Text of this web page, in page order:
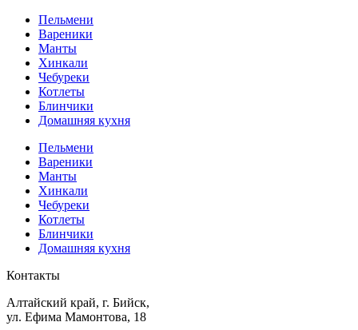
Пельмени
Вареники
Манты
Хинкали
Чебуреки
Котлеты
Блинчики
Домашняя кухня
Пельмени
Вареники
Манты
Хинкали
Чебуреки
Котлеты
Блинчики
Домашняя кухня
Контакты
Алтайский край, г. Бийск,
ул. Ефима Мамонтова, 18